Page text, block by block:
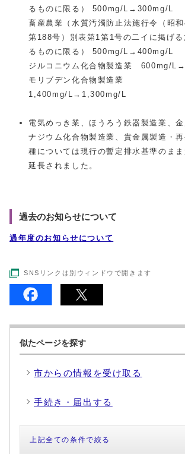
るものに限る） 500mg/L→300mg/L
畜産農業（水質汚濁防止法施行令（昭
第188号）別表第1第1号の二イに掲げる
るものに限る） 500mg/L→400mg/L
ジルコニウム化合物製造業 600mg/
モリブデン化合物製造業
1,400mg/L→1,300mg/L
電気めっき業、ほうろう鉄器製造業、
ナジウム化合物製造業、貴金属製造・
種については現行の暫定排水基準のま
延長されました。
過去のお知らせについて
過年度のお知らせについて
SNSリンクは別ウィンドウで開きます
似たページを探す
市からの情報を受け取る
手続き・届出する
上記全ての条件で絞る